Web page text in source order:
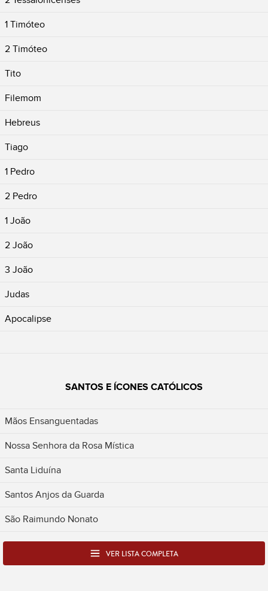
1 Timóteo
2 Timóteo
Tito
Filemom
Hebreus
Tiago
1 Pedro
2 Pedro
1 João
2 João
3 João
Judas
Apocalipse
SANTOS E ÍCONES CATÓLICOS
Mãos Ensanguentadas
Nossa Senhora da Rosa Mística
Santa Liduína
Santos Anjos da Guarda
São Raimundo Nonato
VER LISTA COMPLETA